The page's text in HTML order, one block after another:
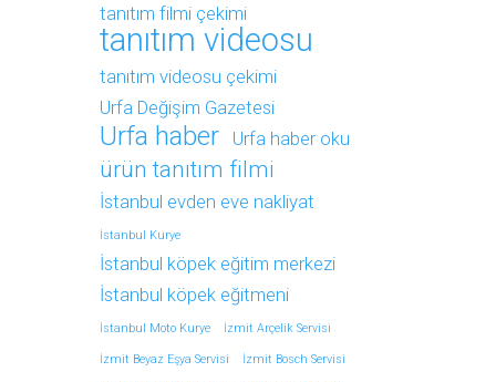
tanıtım filmi çekimi
tanıtım videosu
tanıtım videosu çekimi
Urfa Değişim Gazetesi
Urfa haber Urfa haber oku
ürün tanıtım filmi
İstanbul evden eve nakliyat
İstanbul Kurye
İstanbul köpek eğitim merkezi
İstanbul köpek eğitmeni
İstanbul Moto Kurye İzmit Arçelik Servisi
İzmit Beyaz Eşya Servisi İzmit Bosch Servisi